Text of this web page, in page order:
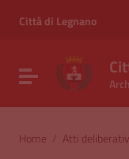
Vai al menu di
Città di Legnano
Attiva / disattiva
Home / Atti